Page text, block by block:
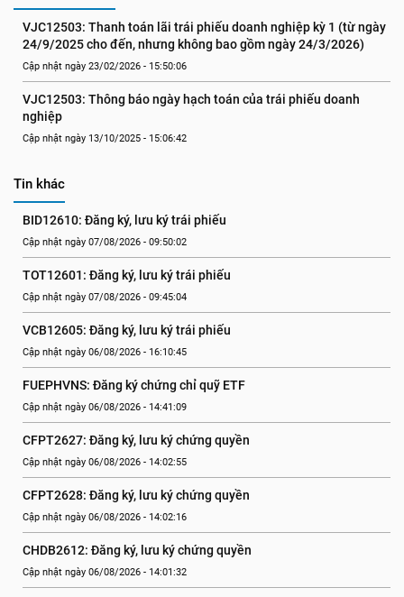
VJC12503: Thanh toán lãi trái phiếu doanh nghiệp kỳ 1 (từ ngày
24/9/2025 cho đến, nhưng không bao gồm ngày 24/3/2026)
Cập nhật ngày 23/02/2026 - 15:50:06
VJC12503: Thông báo ngày hạch toán của trái phiếu doanh
nghiệp
Cập nhật ngày 13/10/2025 - 15:06:42
Tin khác
BID12610: Đăng ký, lưu ký trái phiếu
Cập nhật ngày 07/08/2026 - 09:50:02
TOT12601: Đăng ký, lưu ký trái phiếu
Cập nhật ngày 07/08/2026 - 09:45:04
VCB12605: Đăng ký, lưu ký trái phiếu
Cập nhật ngày 06/08/2026 - 16:10:45
FUEPHVNS: Đăng ký chứng chỉ quỹ ETF
Cập nhật ngày 06/08/2026 - 14:41:09
CFPT2627: Đăng ký, lưu ký chứng quyền
Cập nhật ngày 06/08/2026 - 14:02:55
CFPT2628: Đăng ký, lưu ký chứng quyền
Cập nhật ngày 06/08/2026 - 14:02:16
CHDB2612: Đăng ký, lưu ký chứng quyền
Cập nhật ngày 06/08/2026 - 14:01:32